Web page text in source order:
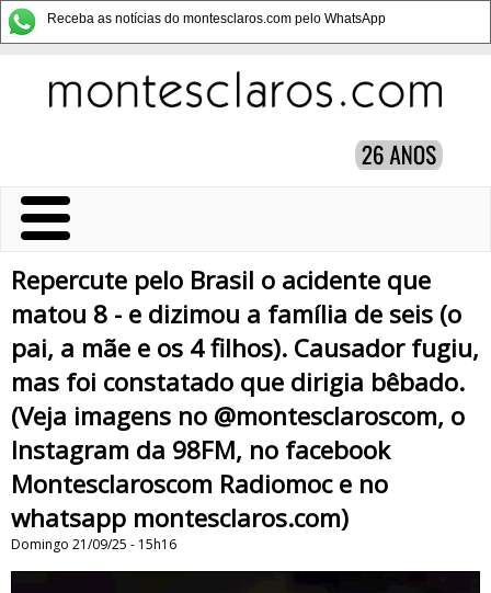
Receba as notícias do montesclaros.com pelo WhatsApp
Repercute pelo Brasil o acidente que
matou 8 - e dizimou a família de seis (o
pai, a mãe e os 4 filhos). Causador fugiu,
mas foi constatado que dirigia bêbado.
(Veja imagens no @montesclaroscom, o
Instagram da 98FM, no facebook
Montesclaroscom Radiomoc e no
whatsapp montesclaros.com)
Domingo 21/09/25 - 15h16